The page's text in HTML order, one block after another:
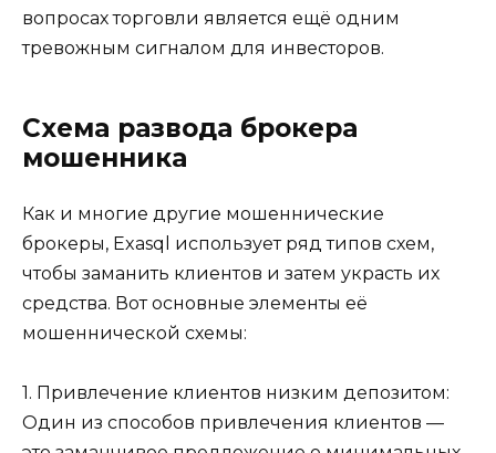
вопросах торговли является ещё одним
тревожным сигналом для инвесторов.
Схема развода брокера
мошенника
Как и многие другие мошеннические
брокеры, Exasql использует ряд типов схем,
чтобы заманить клиентов и затем украсть их
средства. Вот основные элементы её
мошеннической схемы:
1. Привлечение клиентов низким депозитом:
Один из способов привлечения клиентов —